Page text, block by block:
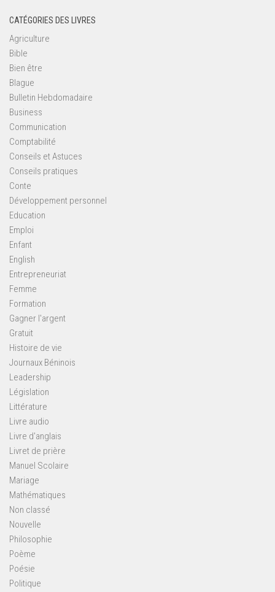
CATÉGORIES DES LIVRES
Agriculture
Bible
Bien être
Blague
Bulletin Hebdomadaire
Business
Communication
Comptabilité
Conseils et Astuces
Conseils pratiques
Conte
Développement personnel
Education
Emploi
Enfant
English
Entrepreneuriat
Femme
Formation
Gagner l'argent
Gratuit
Histoire de vie
Journaux Béninois
Leadership
Législation
Littérature
Livre audio
Livre d'anglais
Livret de prière
Manuel Scolaire
Mariage
Mathématiques
Non classé
Nouvelle
Philosophie
Poème
Poésie
Politique